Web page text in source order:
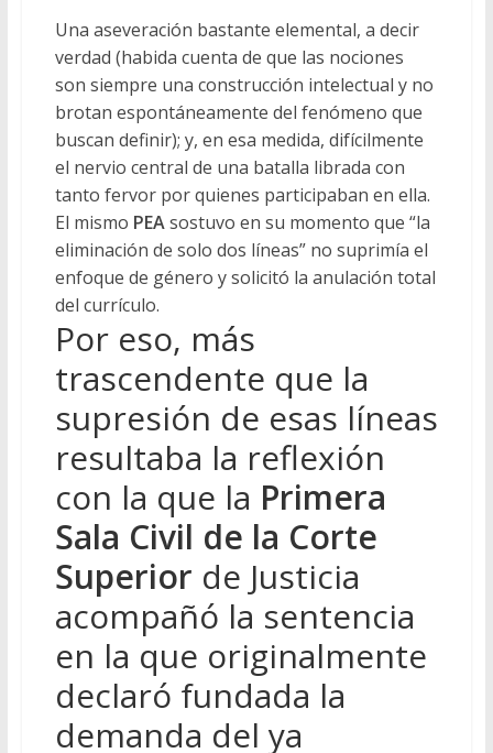
Una aseveración bastante elemental, a decir
verdad (habida cuenta de que las nociones
son siempre una construcción intelectual y no
brotan espontáneamente del fenómeno que
buscan definir); y, en esa medida, difícilmente
el nervio central de una batalla librada con
tanto fervor por quienes participaban en ella.
El mismo PEAsostuvo en su momento que “la
eliminación de solo dos líneas” no suprimía el
enfoque de género y solicitó la anulación total
del currículo.
Por eso, más
trascendente que la
supresión de esas líneas
resultaba la reflexión
con la que la Primera
Sala Civil de la Corte
Superior de Justicia
acompañó la sentencia
en la que originalmente
declaró fundada la
demanda del ya